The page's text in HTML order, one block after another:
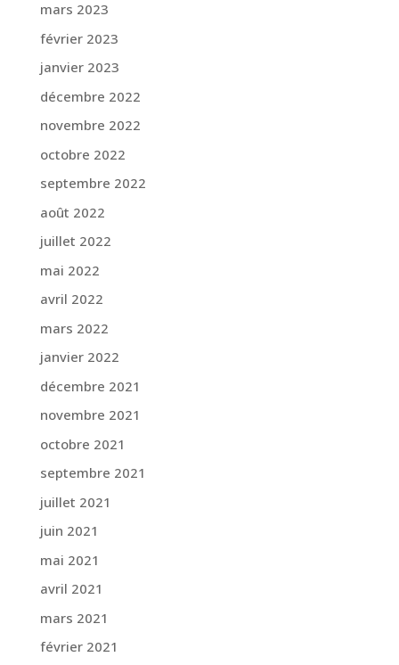
mars 2023
février 2023
janvier 2023
décembre 2022
novembre 2022
octobre 2022
septembre 2022
août 2022
juillet 2022
mai 2022
avril 2022
mars 2022
janvier 2022
décembre 2021
novembre 2021
octobre 2021
septembre 2021
juillet 2021
juin 2021
mai 2021
avril 2021
mars 2021
février 2021